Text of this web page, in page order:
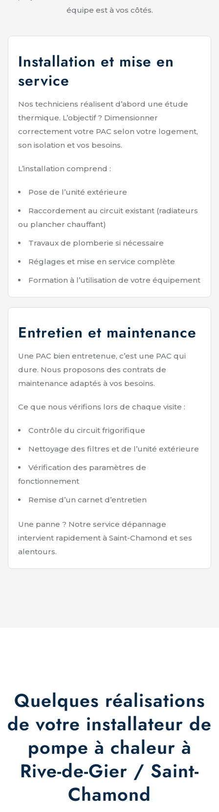
équipe est à vos côtés.
Installation et mise en
service
Nos techniciens réalisent d’abord une étude
thermique. L’objectif ? Dimensionner
correctement votre PAC selon votre logement,
son isolation et vos besoins.
L’installation comprend :
Pose de l’unité extérieure
Raccordement au circuit existant (radiateurs
ou plancher chauffant)
Travaux de plomberie si nécessaire
Réglages et mise en service complète
Formation à l’utilisation de votre équipement
Entretien et maintenance
Une PAC bien entretenue, c’est une PAC qui
dure. Nous proposons des contrats de
maintenance adaptés à vos besoins.
Ce que nous vérifions lors de chaque visite :
Contrôle du circuit frigorifique
Nettoyage des filtres et de l’unité extérieure
Vérification des paramètres de
fonctionnement
Remise d’un carnet d’entretien
Une panne ? Notre service dépannage
intervient rapidement à Saint-Chamond et ses
alentours.
Quelques réalisations
de votre installateur de
pompe à chaleur à
Rive-de-Gier / Saint-
Chamond